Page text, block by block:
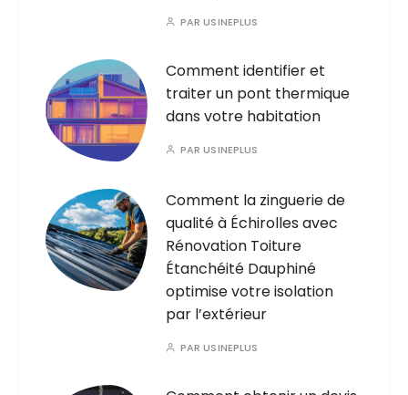
PARUSINEPLUS
Comment identifier et
traiter un pont thermique
dans votre habitation
PARUSINEPLUS
Comment la zinguerie de
qualité à Échirolles avec
Rénovation Toiture
Étanchéité Dauphiné
optimise votre isolation
par l’extérieur
PARUSINEPLUS